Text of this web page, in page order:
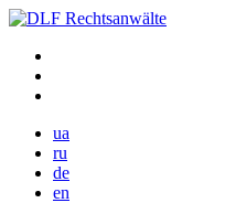
ua
ru
de
en